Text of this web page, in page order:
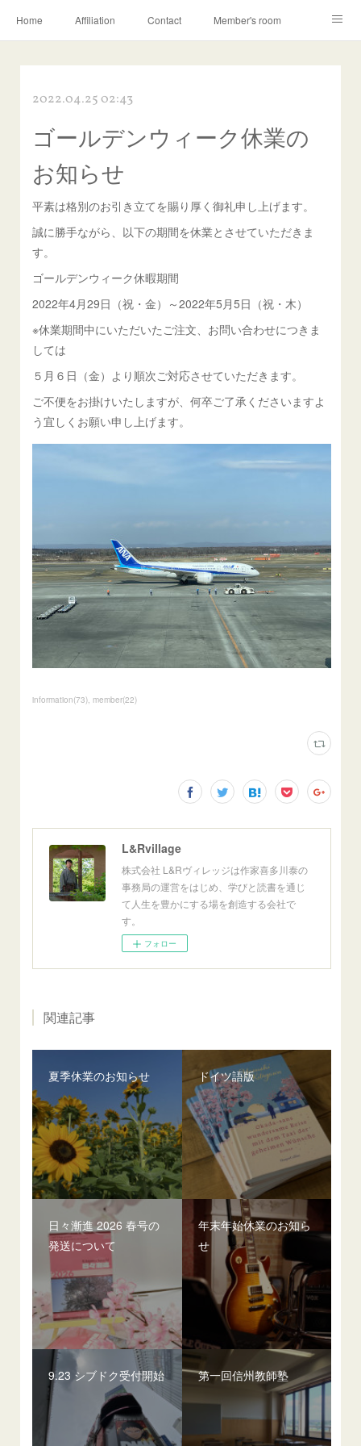
Home Affiliation Contact Member's room
2022.04.25 02:43
ゴールデンウィーク休業の
お知らせ
平素は格別のお引き立てを賜り厚く御礼申し上げます。
誠に勝手ながら、以下の期間を休業とさせていただきま
す。
ゴールデンウィーク休暇期間
2022年4月29日（祝・金）～2022年5月5日（祝・木）
※休業期間中にいただいたご注文、お問い合わせにつきま
しては
５月６日（金）より順次ご対応させていただきます。
ご不便をお掛けいたしますが、何卒ご了承くださいますよ
う宜しくお願い申し上げます。
information(73) member(22)
L&Rvillage
株式会社 L&Rヴィレッジは作家喜多川泰の
事務局の運営をはじめ、学びと読書を通じ
て人生を豊かにする場を創造する会社で
す。
フォロー
関連記事
夏季休業のお知らせ ドイツ語版
日々漸進 2026 春号の
発送について
年末年始休業のお知ら
せ
9.23 シブドク受付開始 第一回信州教師塾